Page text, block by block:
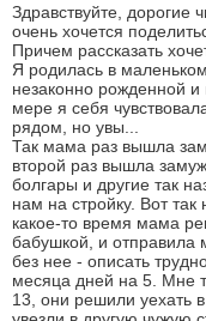
Здравствуйте, дорогие
очень хочется
Причем рассказать
Я родилась в
незаконно рожденной
мере я себя
рядом, но увы...
Так мама раз вышла
второй раз вышла
болгары и другие так
нам на стройку. Вот
какое-то время мама
бабушкой, и отправила
без нее - описать
месяца дней на 5. Мне
13, они решили уехать